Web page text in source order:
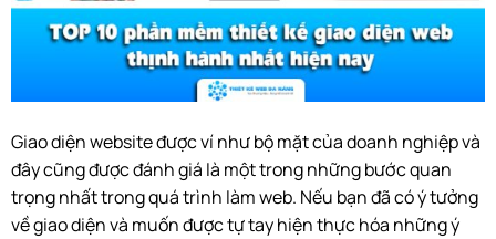
Giao diện website được ví như bộ mặt của doanh nghiệp và
đây cũng được đánh giá là một trong những bước quan
trọng nhất trong quá trình làm web. Nếu bạn đã có ý tưởng
về giao diện và muốn được tự tay hiện thực hóa những ý